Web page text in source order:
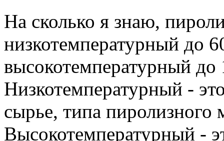
На сколько я знаю,
низкотемпературный до
высокотемпературный до
Низкотемпературный -
сырье, типа пиролизного
Высокотемпературный -